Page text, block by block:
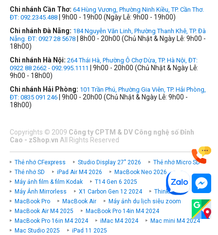
Chi nhánh Cần Thơ: 64 Hùng Vương, Phường Ninh Kiều, TP. Cần Thơ.
ĐT: 092.2345.488 | 9h00 - 19h00 (Ngày Lễ: 9h00 - 19h00)
Chi nhánh Đà Nẵng: 184 Nguyễn Văn Linh, Phường Thanh Khê, TP. Đà
Nẵng. ĐT: 0927 28 5678 | 8h00 - 20h00 (Chủ Nhật & Ngày Lễ: 9h00 -
18h00)
Chi nhánh Hà Nội: 264 Thái Hà, Phường Ô Chợ Dừa, TP. Hà Nội, ĐT:
0922 88 2662 - 092.995.1111
| 9h00 - 20h00 (Chủ Nhật & Ngày Lễ:
9h00 - 18h00)
Chi nhánh Hải Phòng: 101 Trần Phú, Phường Gia Viên, TP. Hải Phòng,
ĐT: 0835 091 246 | 9h00 - 20h00 (Chủ Nhật & Ngày Lễ: 9h00 -
18h00)
Copyrights © 2009 Công ty CPTM & DV Công nghệ số Đỉnh
Cao - zShop.vn All Rights Reserved
Thẻ nhớ CFexpress Studio Display 27" 2026
Thẻ nhớ Micro SD
Thẻ nhớ SD
iPad Air M4 2026
MacBook Neo 2026
Máy ảnh film & film Kodak
T14 Gen 6 2025
Máy Ảnh Mirrorless
X1 Carbon Gen 12 2024
ThinkPad P
MacBook Pro
MacBook Air
Máy ảnh du lịch siêu zoom
MacBook Air M4 2025
MacBook Pro 14in M4 2024
MacBook Pro 16in M4 2024
iMac M4 2024
Mac mini M4 2024
Mac Studio 2025
iPad 11 2025